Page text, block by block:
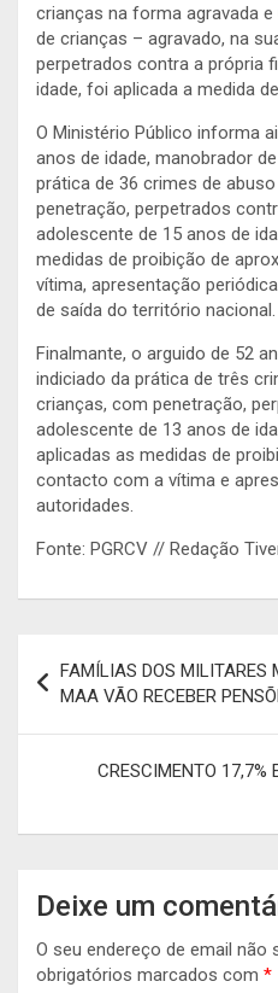
crianças na forma agravada
de crianças – agravado, na
perpetrados contra a própria
idade, foi aplicada a medida
O Ministério Público informa
anos de idade, manobrador
prática de 36 crimes de
penetração, perpetrados
adolescente de 15 anos de
medidas de proibição de
vítima, apresentação
de saída do território nacional.
Finalmante, o arguido de 52
indiciado da prática de três
crianças, com penetração,
adolescente de 13 anos de
aplicadas as medidas de
contacto com a vítima e
autoridades.
Fonte: PGRCV // Redação
Navegação
de
artigos
FAMÍLIAS DOS MILITARES
MAA VÃO RECEBER
CRESCIMENTO 17,7%
Deixe um
O seu endereço de email não
obrigatórios marcados com *